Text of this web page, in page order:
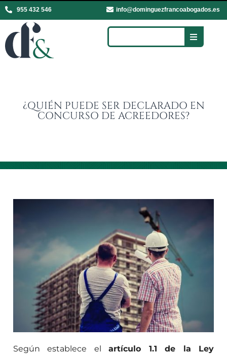
955 432 546 info@dominguezfrancoabogados.es
¿QUIÉN PUEDE SER DECLARADO EN
CONCURSO DE ACREEDORES?
Según establece elartículo 1.1 de la Ley